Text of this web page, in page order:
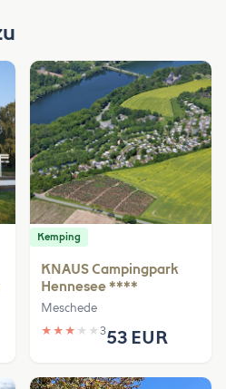
Kemping
KNAUS Campingpark
Hennesee ****
Meschede
★ ★ ★ ★ ★ 353 EUR